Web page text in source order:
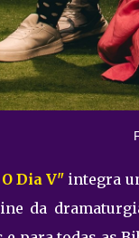
Dia V" integra
da